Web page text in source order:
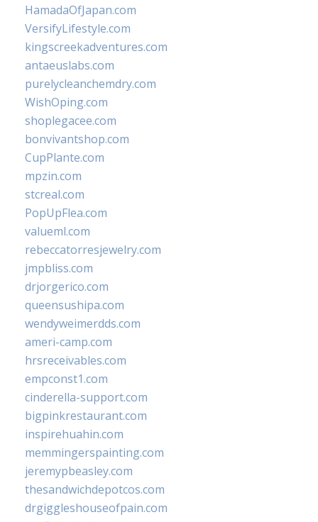
HamadaOfJapan.com
VersifyLifestyle.com
kingscreekadventures.com
antaeuslabs.com
purelycleanchemdry.com
WishOping.com
shoplegacee.com
bonvivantshop.com
CupPlante.com
mpzin.com
stcreal.com
PopUpFlea.com
valueml.com
rebeccatorresjewelry.com
jmpbliss.com
drjorgerico.com
queensushipa.com
wendyweimerdds.com
ameri-camp.com
hrsreceivables.com
empconst1.com
cinderella-support.com
bigpinkrestaurant.com
inspirehuahin.com
memmingerspainting.com
jeremypbeasley.com
thesandwichdepotcos.com
drgiggleshouseofpain.com